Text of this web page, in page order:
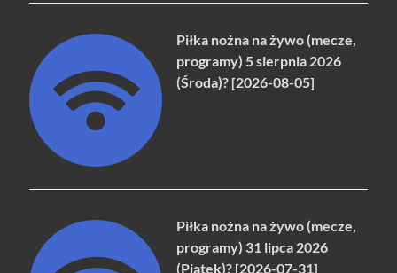
Piłka nożna na żywo (mecze,
programy) 5 sierpnia 2026
(Środa)? [2026-08-05]
Piłka nożna na żywo (mecze,
programy) 31 lipca 2026
(Piątek)? [2026-07-31]